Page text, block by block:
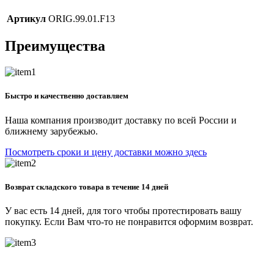
Артикул ORIG.99.01.F13
Преимущества
Быстро и качественно доставляем
Наша компания производит доставку по всей России и
ближнему зарубежью.
Посмотреть сроки и цену доставки можно здесь
Возврат складского товара в течение 14 дней
У вас есть 14 дней, для того чтобы протестировать вашу
покупку. Если Вам что-то не понравится оформим возврат.